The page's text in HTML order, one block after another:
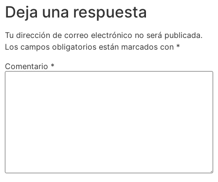
Deja una respuesta
Tu dirección de correo electrónico no será publicada.
Los campos obligatorios están marcados con *
Comentario *